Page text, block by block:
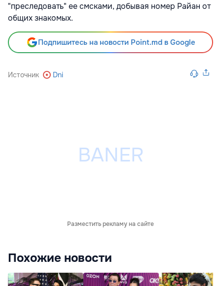
"преследовать" ее смсками, добывая номер Райан от
общих знакомых.
Подпишитесь на новости Point.md в Google
Источник Dni
Разместить рекламу на сайте
Похожие новости